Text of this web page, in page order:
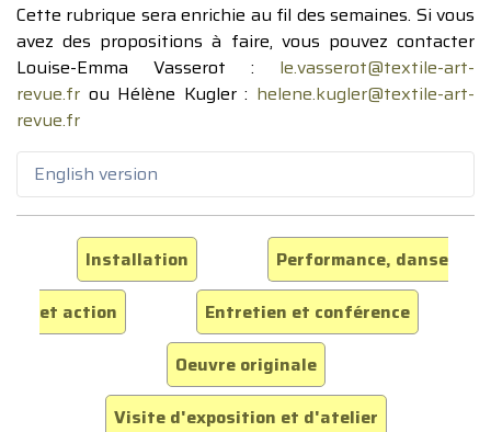
Cette rubrique sera enrichie au fil des semaines. Si vous
avez des propositions à faire, vous pouvez contacter
Louise-Emma Vasserot : le.vasserot@textile-art-
revue.fr ou Hélène Kugler : helene.kugler@textile-art-
revue.fr
English version
Installation
Performance, danse
et action
Entretien et conférence
Oeuvre originale
Visite d'exposition et d'atelier